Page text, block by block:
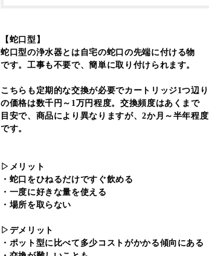
【蛇口型】
蛇口型の浄水器とは自宅の蛇口の先端に付ける物
です。工事も不要で、簡単に取り付けられます。
こちらも定期的な交換が必要でカートリッジ1つ辺り
の価格は数千円～1万円程度。交換頻度はあくまで
目安で、商品により異なりますが、2か月～半年程度
です。
▷メリット
・蛇口をひねるだけですぐ飲める
・一度に好きな量を使える
・場所を取らない
▷デメリット
・ポット型に比べて多少コストがかかる傾向にある